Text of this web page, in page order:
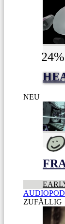
24%
NEU
ZUFÄLLIG